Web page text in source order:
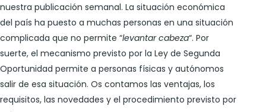
nuestra publicación semanal. La situación económica
del país ha puesto a muchas personas en una situación
complicada que no permite “levantar cabeza“. Por
suerte, el mecanismo previsto por la Ley de Segunda
Oportunidad permite a personas físicas y autónomos
salir de esa situación. Os contamos las ventajas, los
requisitos, las novedades y el procedimiento previsto por